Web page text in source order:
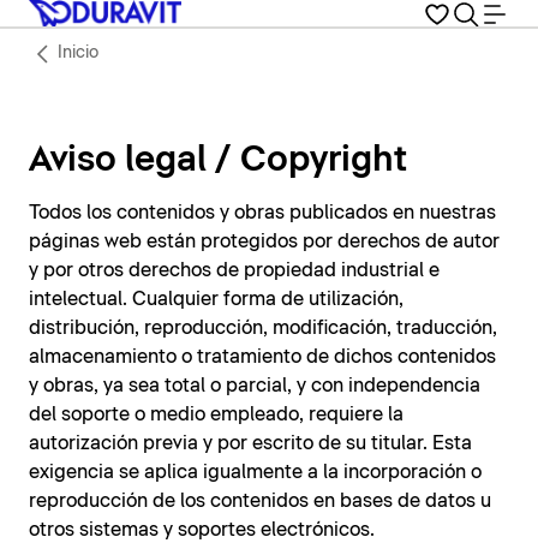
Inicio
Aviso legal / Copyright
Todos los contenidos y obras publicados en nuestras
páginas web están protegidos por derechos de autor
y por otros derechos de propiedad industrial e
intelectual. Cualquier forma de utilización,
distribución, reproducción, modificación, traducción,
almacenamiento o tratamiento de dichos contenidos
y obras, ya sea total o parcial, y con independencia
del soporte o medio empleado, requiere la
autorización previa y por escrito de su titular. Esta
exigencia se aplica igualmente a la incorporación o
reproducción de los contenidos en bases de datos u
otros sistemas y soportes electrónicos.